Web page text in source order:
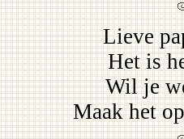
Lieve
Het is
Wil je
Maak het